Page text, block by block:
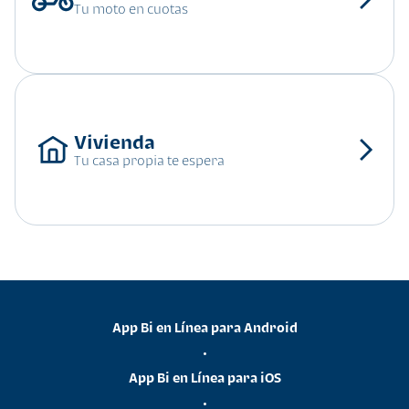
Tu moto en cuotas
Tu casa propia te espera
App Bi en Línea para Android
•
App Bi en Línea para iOS
•